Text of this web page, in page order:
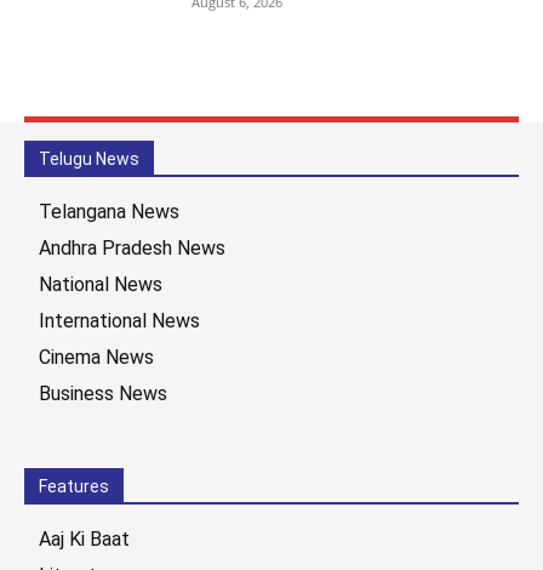
Telugu News
Telangana News
Andhra Pradesh News
National News
International News
Cinema News
Business News
Features
Aaj Ki Baat